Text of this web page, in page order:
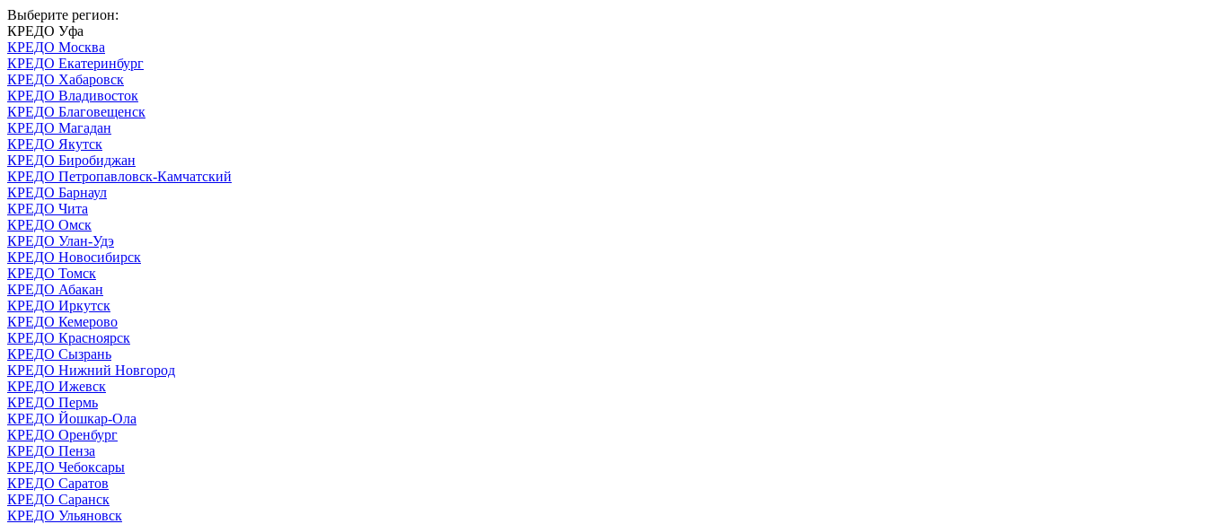
Выберите регион:
КРЕДО Уфа
КРЕДО Москва
КРЕДО Екатеринбург
КРЕДО Хабаровск
КРЕДО Владивосток
КРЕДО Благовещенск
КРЕДО Магадан
КРЕДО Якутск
КРЕДО Биробиджан
КРЕДО Петропавловск-Камчатский
КРЕДО Барнаул
КРЕДО Чита
КРЕДО Омск
КРЕДО Улан-Удэ
КРЕДО Новосибирск
КРЕДО Томск
КРЕДО Абакан
КРЕДО Иркутск
КРЕДО Кемерово
КРЕДО Красноярск
КРЕДО Сызрань
КРЕДО Нижний Новгород
КРЕДО Ижевск
КРЕДО Пермь
КРЕДО Йошкар-Ола
КРЕДО Оренбург
КРЕДО Пенза
КРЕДО Чебоксары
КРЕДО Саратов
КРЕДО Саранск
КРЕДО Ульяновск